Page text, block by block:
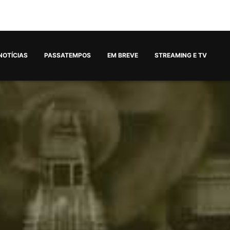
PASSATEMPOS EM BREVE STREAMING E TV